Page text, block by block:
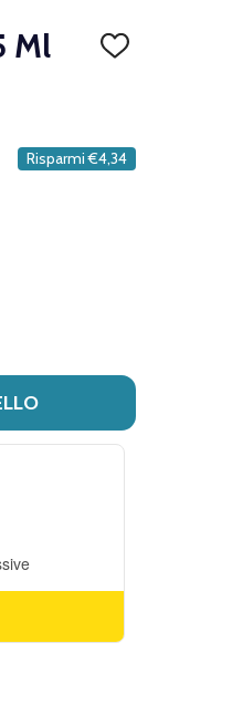
Ml
AGGIUNGI
Risparmi €4,34
6.5 ML (SCADENZA
6.5 ML